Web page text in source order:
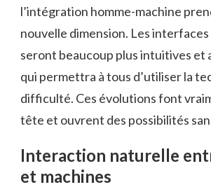
l’intégration homme-machine
nouvelle dimension. Les
seront beaucoup plus intuitives et
qui permettra à tous d’utiliser la
difficulté. Ces évolutions font
tête et ouvrent des possibilités
Interaction naturelle
et machines